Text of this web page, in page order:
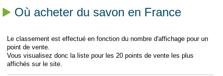
Où acheter du savon en France
Le classement est effectué en fonction du nombre d'affichage pour un
point de vente.
Vous visualisez donc la liste pour les 20 points de vente les plus
affichés sur le site.